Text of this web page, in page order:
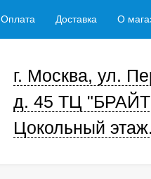
Оплата Доставка О
г. Москва, ул.
д. 45 ТЦ
Цокольный этаж.